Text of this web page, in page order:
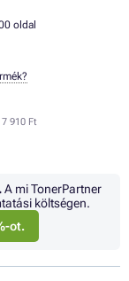
oldal
7 910 Ft
A mi TonerPartner
költségen.
ot.